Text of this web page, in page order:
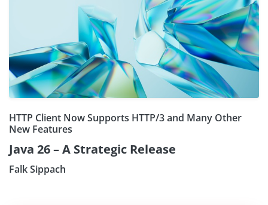
HTTP Client Now Supports HTTP/3 and Many Other
New Features
Java 26 – A Strategic Release
Falk Sippach